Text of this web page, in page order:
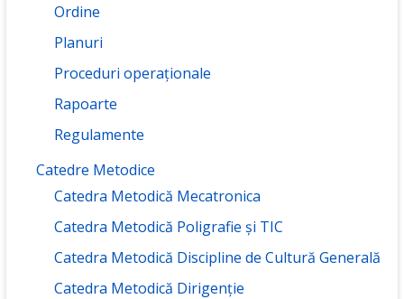
Ordine
Planuri
Proceduri operaționale
Rapoarte
Regulamente
Catedre Metodice
Catedra Metodică Mecatronica
Catedra Metodică Poligrafie și TIC
Catedra Metodică Discipline de Cultură Generală
Catedra Metodică Dirigenție